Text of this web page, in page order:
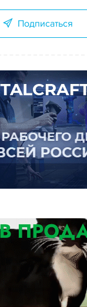
Подписаться